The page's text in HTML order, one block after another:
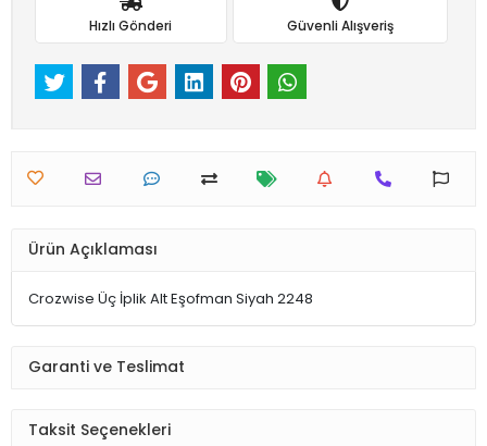
Hızlı Gönderi Güvenli Alışveriş
Ürün Açıklaması
Crozwise Üç İplik Alt Eşofman Siyah 2248
Garanti ve Teslimat
Taksit Seçenekleri